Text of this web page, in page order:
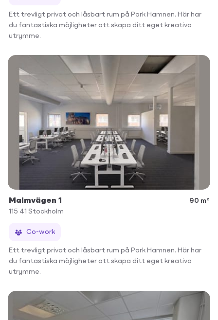
Ett trevligt privat och låsbart rum på Park Hamnen. Här har
du fantastiska möjligheter att skapa ditt eget kreativa
utrymme.
Malmvägen 1
90 m²
115 41 Stockholm
Co-work
Ett trevligt privat och låsbart rum på Park Hamnen. Här har
du fantastiska möjligheter att skapa ditt eget kreativa
utrymme.